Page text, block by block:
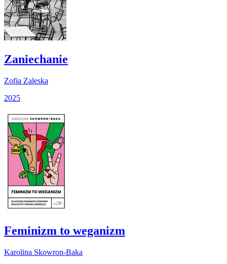
Zaniechanie
Zofia Zaleska
2025
Feminizm to weganizm
Karolina Skowron-Baka